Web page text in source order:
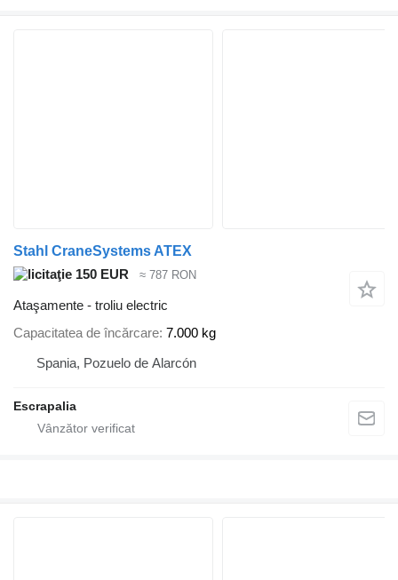
Stahl CraneSystems ATEX
150 EUR
≈ 787 RON
Ataşamente - troliu electric
Capacitatea de încărcare 7.000 kg
Spania, Pozuelo de Alarcón
Escrapalia